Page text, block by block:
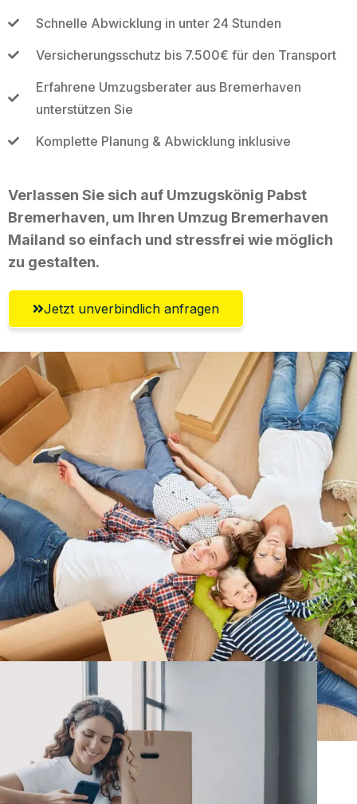
Schnelle Abwicklung in unter 24 Stunden
Versicherungsschutz bis 7.500€ für den Transport
Erfahrene Umzugsberater aus Bremerhaven
unterstützen Sie
Komplette Planung & Abwicklung inklusive
Verlassen Sie sich auf Umzugskönig Pabst
Bremerhaven, um Ihren Umzug Bremerhaven
Mailand so einfach und stressfrei wie möglich
zu gestalten.
Jetzt unverbindlich anfragen